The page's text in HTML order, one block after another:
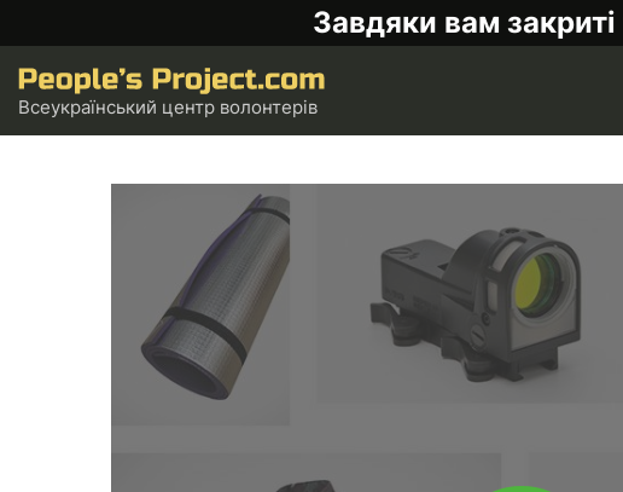
Завдяки вам
Всеукраїнський центр волонтерів